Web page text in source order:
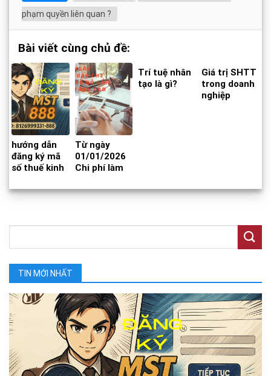
phạm quyền liên quan ?
Bài viết cùng chủ đề:
hướng dẫn
đăng ký mã
số thuế kinh
đuôi 888
Từ ngày
01/01/2026
Chi phí làm
sẽ tăng cao
Trí tuệ nhân
tạo là gì?
Giá trị SHTT
trong doanh
nghiệp
TIN MỚI NHẤT